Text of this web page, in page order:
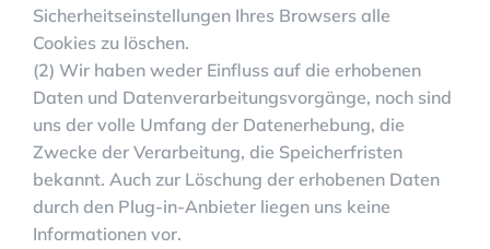
Sicherheitseinstellungen Ihres Browsers alle
Cookies zu löschen.
(2) Wir haben weder Einfluss auf die erhobenen
Daten und Datenverarbeitungsvorgänge, noch sind
uns der volle Umfang der Datenerhebung, die
Zwecke der Verarbeitung, die Speicherfristen
bekannt. Auch zur Löschung der erhobenen Daten
durch den Plug-in-Anbieter liegen uns keine
Informationen vor.